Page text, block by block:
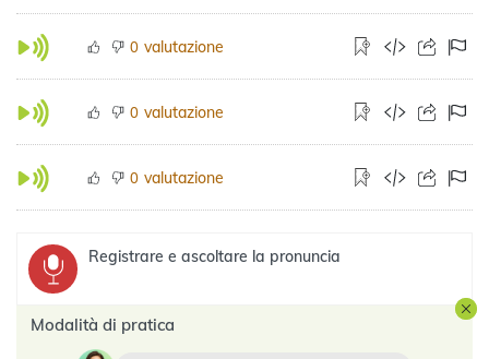
0 valutazione
0 valutazione
0 valutazione
Registrare e ascoltare la pronuncia
Modalità di pratica